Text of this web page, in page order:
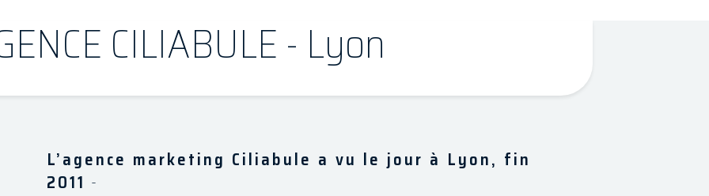
CILIABULE - Lyon
L’agence marketing Ciliabule a vu le jour à Lyon, fin
2011 -